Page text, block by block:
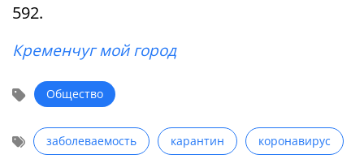
592.
Кременчуг мой город
Общество
заболеваемость карантин коронавирус